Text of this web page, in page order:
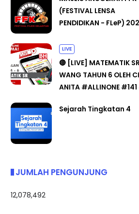
(FESTIVAL LENSA
PENDIDIKAN - FLeP)
LIVE
🔴 [LIVE] MATEMATIK
WANG TAHUN 6 OLEH
ANITA #ALLINONE
Sejarah Tingkatan 4
JUMLAH PENGUNJUNG
12,078,492